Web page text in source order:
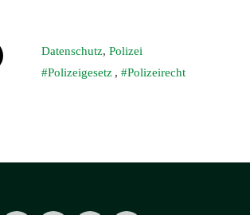
Datenschutz, Polizei
Polizeigesetz , Polizeirecht